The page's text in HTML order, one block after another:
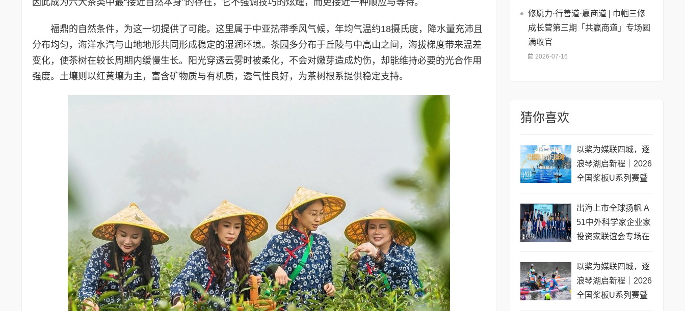
因此成为六大茶类中最“接近自然本身”的存在，它不强调技巧的炫耀，而更接近一种顺应与等待。
福鼎的自然条件，为这一切提供了可能。这里属于中亚热带季风气候，年均气温约18摄氏度，降水量充沛且
分布均匀，海洋水汽与山地地形共同形成稳定的湿润环境。茶园多分布于丘陵与中高山之间，海拔梯度带来温差
变化，使茶树在较长周期内缓慢生长。阳光穿透云雾时被柔化，不会对嫩芽造成灼伤，却能维持必要的光合作用
强度。土壤则以红黄壤为主，富含矿物质与有机质，透气性良好，为茶树根系提供稳定支持。
修愿力·行善道·赢商道 | 巾帼三修
成长营第三期「共赢商道」专场圆
满收官
2026-07-16
猜你喜欢
以桨为媒联四城，逐
浪琴湖启新程｜2026
全国桨板U系列赛暨
公开赛（常熟站）即
将开赛
出海上市全球扬帆 A
51中外科学家企业家
投资家联谊会专场在
业境外上市多元服务
以桨为媒联四城，逐
浪琴湖启新程｜2026
全国桨板U系列赛暨